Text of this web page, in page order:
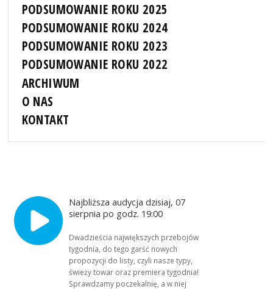
PODSUMOWANIE ROKU 2025
PODSUMOWANIE ROKU 2024
PODSUMOWANIE ROKU 2023
PODSUMOWANIE ROKU 2022
ARCHIWUM
O NAS
KONTAKT
Najbliższa audycja dzisiaj, 07
sierpnia po godz. 19:00
Dwadzieścia największych przebojów
tygodnia, do tego garść nowych
propozycji do listy, czyli nasze typy,
świeży towar oraz premiera tygodnia!
Sprawdzamy poczekalnię, a w niej